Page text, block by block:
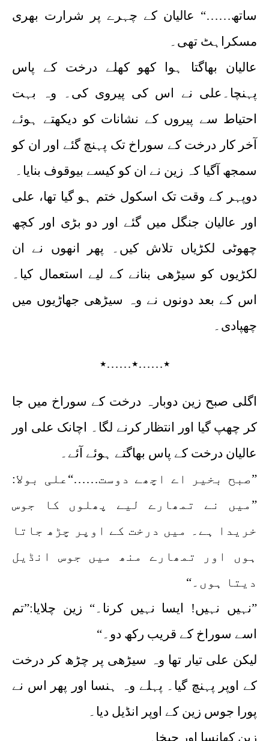
ساتھ……“ عالیان کے چہرے پر شرارت بھری
مسکراہٹ تھی۔
عالیان بھاگتا ہوا کھو کھلے درخت کے پاس
پہنچا۔علی نے اس کی پیروی کی۔ وہ بہت
احتیاط سے پیروں کے نشانات کو دیکھتے ہوئے
آخر کار درخت کے سوراخ تک پہنچ گئے اور ان کو
سمجھ آگیا کہ زین نے ان کو کیسے بیوقوف بنایا۔
دوپہر کے وقت تک اسکول ختم ہو گیا تھا، علی
اور عالیان جنگل میں گئے اور دو بڑی اور کچھ
چھوٹی لکڑیاں تلاش کیں۔ پھر انھوں نے ان
لکڑیوں کو سیڑھی بنانے کے لیے استعمال کیا۔
اس کے بعد دونوں نے وہ سیڑھی جھاڑیوں میں
چھپادی۔
٭……٭……٭
اگلی صبح زین دوبارہ درخت کے سوراخ میں جا
کر چھپ گیا اور انتظار کرنے لگا۔ اچانک علی اور
عالیان درخت کے پاس بھاگتے ہوئے آئے۔
”صبح بخیر اے اچھے دوست……“علی بولا:
”میں نے تمھارے لیے پھلوں کا جوس
خریدا ہے۔ میں درخت کے اوپر چڑھ جاتا
ہوں اور تمھارے منھ میں جوس انڈیل
دیتا ہوں۔“
”نہیں نہیں! ایسا نہیں کرنا۔“ زین چلایا:”تم
اسے سوراخ کے قریب رکھ دو۔“
لیکن علی تیار تھا وہ سیڑھی پر چڑھ کر درخت
کے اوپر پہنچ گیا۔ پہلے وہ ہنسا اور پھر اس نے
پورا جوس زین کے اوپر انڈیل دیا۔
زین کھانسا اور چیخا۔